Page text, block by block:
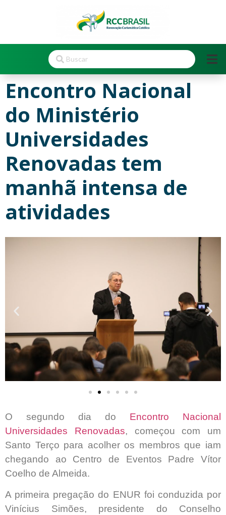
Encontro Nacional
do Ministério
Universidades
Renovadas tem
manhã intensa de
atividades
O segundo dia do Encontro Nacional
Universidades Renovadas, começou com um
Santo Terço para acolher os membros que iam
chegando ao Centro de Eventos Padre Vítor
Coelho de Almeida.
A primeira pregação do ENUR foi conduzida por
Vinícius Simões, presidente do Conselho